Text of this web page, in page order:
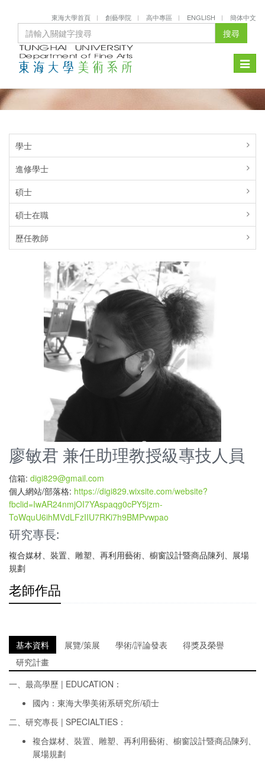
東海大學首頁 創藝學院 高中專區 ENGLISH 簡体中文
搜尋
Toggle
學士
進修學士
碩士
碩士在職
歷任教師
廖敏君 兼任助理教授級專技人員
信箱: digi829@gmail.com
個人網站/部落格: https://digi829.wixsite.com/website?
fbclid=IwAR24nmjOI7YAspaqg0cPY5jzm-
ToWquU6ihMVdLFzIIU7RKi7h9BMPvwpao
研究專長:
複合媒材、裝置、雕塑、再利用藝術、櫥窗設計暨商品陳列、展場
規劃
老師作品
基本資料 展覽/策展 學術/評論發表
得獎及榮譽
研究計畫
一、最高學歷 | EDUCATION：
國內：東海大學美術系研究所/碩士
二、研究專長 | SPECIALTIES：
複合媒材、裝置、雕塑、再利用藝術、櫥窗設計暨商品陳列、
展場規劃